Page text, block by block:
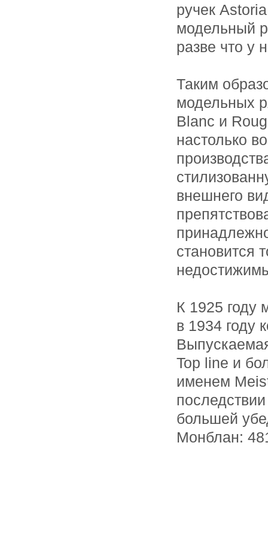
ручек
модельный
разве что у
Таким
модельных
Blanc и
настолько
внешнего
становится
К 1925 году
в 1934 году
Top line и
именем
большей
Монблан: